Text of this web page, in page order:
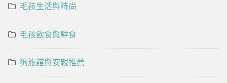
毛孩生活與時尚
毛孩飲食與鮮食
狗旅館與安親推薦